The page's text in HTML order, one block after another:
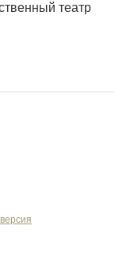
театр